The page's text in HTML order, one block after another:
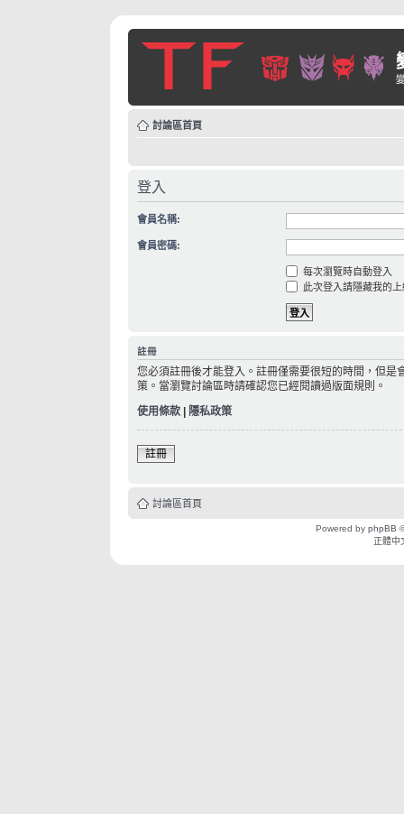
討論區首頁
登入
會員名稱:
會員密碼:
每次瀏覽時自動登入
此次登入請隱藏我的
註冊
您必須註冊後才能登入。註冊僅需要很短的時間，但
策。當瀏覽討論區時請確認您已經閱讀過版面規則。
使用條款
隱私政策
註冊
討論區首頁
Powered by phpBB
正體中